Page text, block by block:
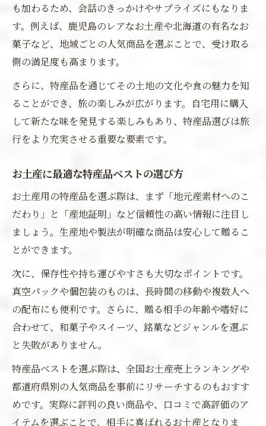
も加わるため、会話のきっかけやサプライズにもなりま
す。例えば、鹿児島のレアなお土産や北海道の有名なお
菓子など、地域ごとの人気商品を選ぶことで、受け取る
側の満足度も高まります。
さらに、特産品を通じてその土地の文化や食の魅力を知
ることができ、旅の楽しみが広がります。自宅用に購入
して新たな味を発見する楽しみもあり、特産品選びは旅
行をより充実させる重要な要素です。
お土産に最適な特産品ベストの選び方
お土産用の特産品を選ぶ際は、まず「地元産素材へのこ
だわり」と「産地証明」など信頼性の高い情報に注目し
ましょう。生産地や製法が明確な商品は安心して贈るこ
とができます。
次に、保存性や持ち運びやすさも大切なポイントです。
真空パックや個包装のものは、長時間の移動や複数人へ
の配布にも便利です。さらに、贈る相手の年齢や嗜好に
合わせて、和菓子やスイーツ、銘菓などジャンルを選ぶ
と失敗がありません。
特産品ベストを選ぶ際は、全国お土産売上ランキングや
都道府県別の人気商品を事前にリサーチするのもおすす
めです。実際に評判の良い商品や、口コミで高評価のア
イテムを選ぶことで、相手に喜ばれるお土産となりま